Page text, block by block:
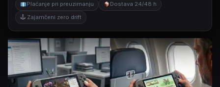
Plaćanje pri preuzimanju
Dostava 24/48 h
🕹 Zajamčeni zero drift